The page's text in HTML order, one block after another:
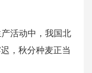
活动中，我国北
，秋分种麦正当